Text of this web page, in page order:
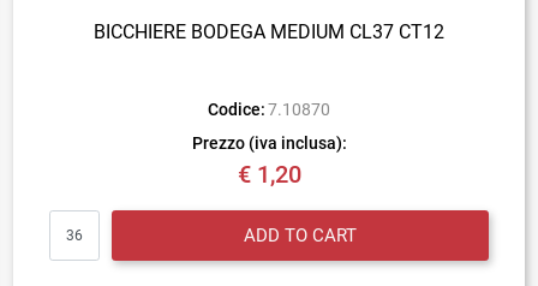
BICCHIERE BODEGA MEDIUM CL37 CT12
Codice: 7.10870
Prezzo (iva inclusa):
€ 1,20
ADD TO CART